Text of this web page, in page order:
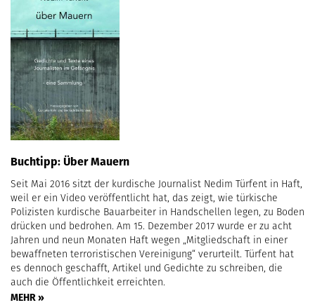
Buchtipp: Über Mauern
Seit Mai 2016 sitzt der kurdische Journalist Nedim Türfent in Haft,
weil er ein Video veröffentlicht hat, das zeigt, wie türkische
Polizisten kurdische Bauarbeiter in Handschellen legen, zu Boden
drücken und bedrohen. Am 15. Dezember 2017 wurde er zu acht
Jahren und neun Monaten Haft wegen „Mitgliedschaft in einer
bewaffneten terroristischen Vereinigung“ verurteilt. Türfent hat
es dennoch geschafft, Artikel und Gedichte zu schreiben, die
auch die Öffentlichkeit erreichten.
MEHR »